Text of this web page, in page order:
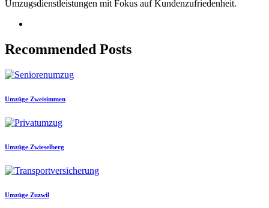
Umzugsdienstleistungen mit Fokus auf Kundenzufriedenheit.
Recommended Posts
Umzüge Zweisimmen
Umzüge Zwieselberg
Umzüge Zuzwil